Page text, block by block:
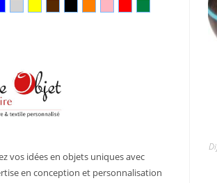
vos idées en objets uniques avec
en conception et personnalisation